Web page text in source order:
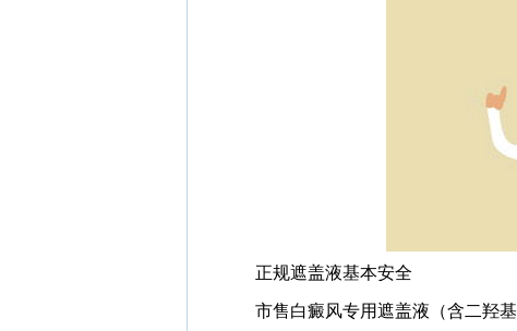
正规遮盖液基本安全
市售白癜风专用遮盖液（含二羟基